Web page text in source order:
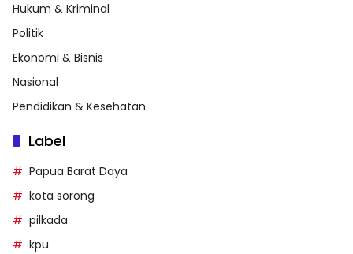
Hukum & Kriminal
Politik
Ekonomi & Bisnis
Nasional
Pendidikan & Kesehatan
Label
Papua Barat Daya
kota sorong
pilkada
kpu